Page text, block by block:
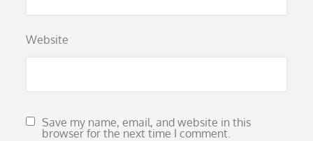
Website
Save my name, email, and website in this
browser for the next time I comment.